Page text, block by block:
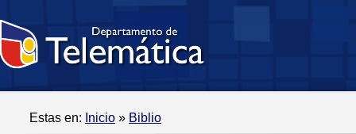
Estas en: Inicio » Biblio